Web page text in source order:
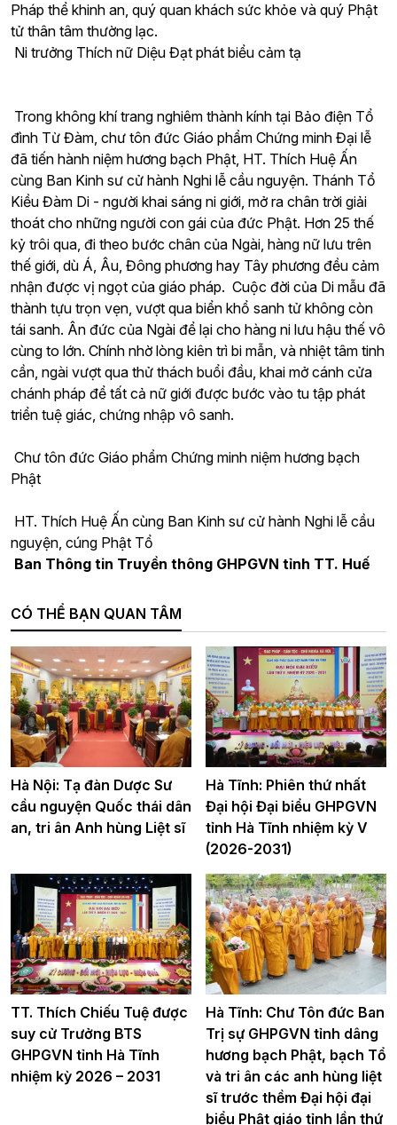
Pháp thể khinh an, quý quan khách sức khỏe và quý Phật
tử thân tâm thường lạc.
Ni trưởng Thích nữ Diệu Đạt phát biểu cảm tạ
Trong không khí trang nghiêm thành kính tại Bảo điện Tổ
đình Từ Đàm, chư tôn đức Giáo phẩm Chứng minh Đại lễ
đã tiến hành niệm hương bạch Phật, HT. Thích Huệ Ấn
cùng Ban Kinh sư cử hành Nghi lễ cầu nguyện. Thánh Tổ
Kiều Đàm Di - người khai sáng ni giới, mở ra chân trời giải
thoát cho những người con gái của đức Phật. Hơn 25 thế
kỷ trôi qua, đi theo bước chân của Ngài, hàng nữ lưu trên
thế giới, dù Á, Âu, Đông phương hay Tây phương đều cảm
nhận được vị ngọt của giáo pháp. Cuộc đời của Di mẫu đã
thành tựu trọn vẹn, vượt qua biển khổ sanh tử không còn
tái sanh. Ân đức của Ngài để lại cho hàng ni lưu hậu thế vô
cùng to lớn. Chính nhờ lòng kiên trì bi mẫn, và nhiệt tâm tinh
cần, ngài vượt qua thử thách buổi đầu, khai mở cánh cửa
chánh pháp để tất cả nữ giới được bước vào tu tập phát
triển tuệ giác, chứng nhập vô sanh.
Chư tôn đức Giáo phẩm Chứng minh niệm hương bạch
Phật
HT. Thích Huệ Ấn cùng Ban Kinh sư cử hành Nghi lễ cầu
nguyện, cúng Phật Tổ
Ban Thông tin Truyền thông GHPGVN tỉnh TT. Huế
CÓ THỂ BẠN QUAN TÂM
Hà Nội: Tạ đàn Dược Sư
cầu nguyện Quốc thái dân
an, tri ân Anh hùng Liệt sĩ
Hà Tĩnh: Phiên thứ nhất
Đại hội Đại biểu GHPGVN
tỉnh Hà Tĩnh nhiệm kỳ V
(2026-2031)
TT. Thích Chiếu Tuệ được
suy cử Trưởng BTS
GHPGVN tỉnh Hà Tĩnh
nhiệm kỳ 2026 – 2031
Hà Tĩnh: Chư Tôn đức Ban
Trị sự GHPGVN tỉnh dâng
hương bạch Phật, bạch Tổ
và tri ân các anh hùng liệt
sĩ trước thềm Đại hội đại
biểu Phật giáo tỉnh lần thứ